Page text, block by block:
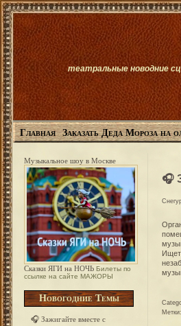
театральные новодние
Главная Заказать Деда Мороза на
Музыкальное шоу в Москве
Сказки ЯГИ на НОЧЬ Билеты по
ссылке на сайте МАЖОРЫ
Новогодние Темы
🎧 Зажигайте вместе с
🎧
Метки: